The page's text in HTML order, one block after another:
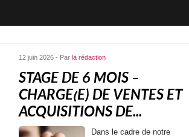
12 juin 2026 - Par la rédaction
STAGE DE 6 MOIS –
CHARGE(E) DE VENTES ET
ACQUISITIONS DE...
Dans le cadre de notre